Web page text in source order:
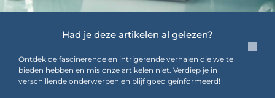
Had je deze artikelen al gelezen?
Ontdek de fascinerende en intrigerende verhalen die we te
bieden hebben en mis onze artikelen niet. Verdiep je in
verschillende onderwerpen en blijf goed geïnformeerd!